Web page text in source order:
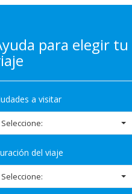
para elegir tu
a visitar
Seleccione:
del viaje
Seleccione: